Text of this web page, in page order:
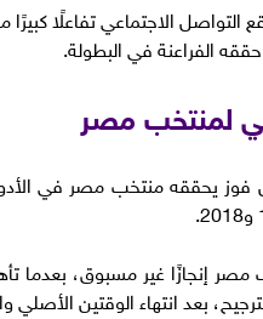
الاجتماعي تفاعلًا
الفراعنة في البطولة.
لمنتخب مصر
فوز يحققه منتخب مصر في